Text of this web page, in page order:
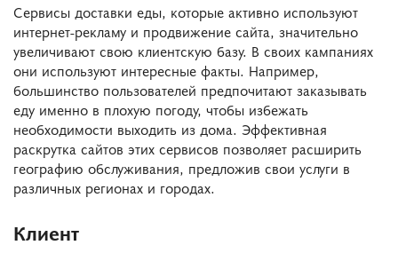
Сервисы доставки еды, которые активно используют
интернет-рекламу и продвижение сайта, значительно
увеличивают свою клиентскую базу. В своих кампаниях
они используют интересные факты. Например,
большинство пользователей предпочитают заказывать
еду именно в плохую погоду, чтобы избежать
необходимости выходить из дома. Эффективная
раскрутка сайтов этих сервисов позволяет расширить
географию обслуживания, предложив свои услуги в
различных регионах и городах.
Клиент